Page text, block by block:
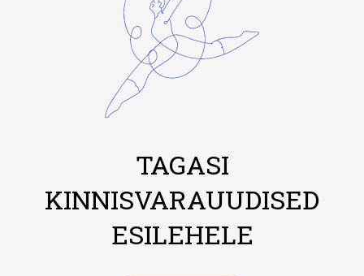
TAGASI
KINNISVARAUUDISED
ESILEHELE